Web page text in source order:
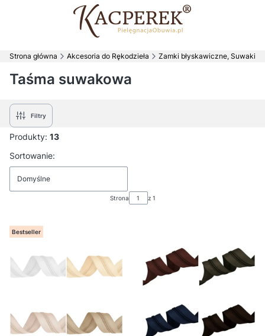
Strona główna Akcesoria do Rękodzieła Zamki błyskawiczne, Suwaki
Taśma suwakowa
Filtry
Produkty: 13
Lista produktów
Sortowanie:
Domyślne
Strona z 1
Bestseller